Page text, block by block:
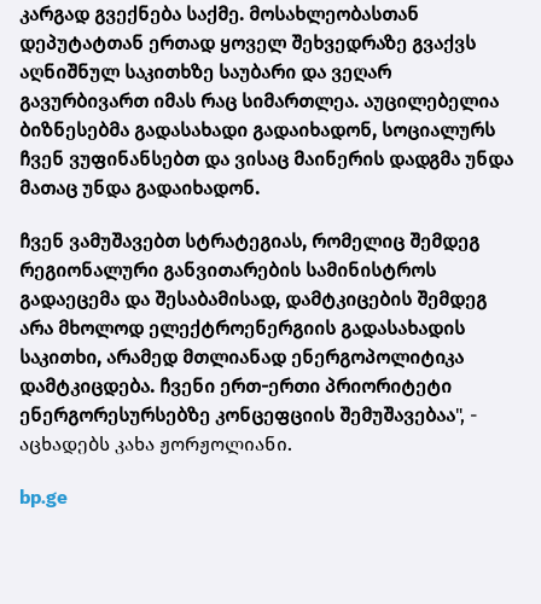
კარგად გვექნება საქმე. მოსახლეობასთან
დეპუტატთან ერთად ყოველ შეხვედრაზე გვაქვს
აღნიშნულ საკითხზე საუბარი და ვეღარ
გავურბივართ იმას რაც სიმართლეა. აუცილებელია
ბიზნესებმა გადასახადი გადაიხადონ, სოციალურს
ჩვენ ვუფინანსებთ და ვისაც მაინერის დადგმა უნდა
მათაც უნდა გადაიხადონ.
ჩვენ ვამუშავებთ სტრატეგიას, რომელიც შემდეგ
რეგიონალური განვითარების სამინისტროს
გადაეცემა და შესაბამისად, დამტკიცების შემდეგ
არა მხოლოდ ელექტროენერგიის გადასახადის
საკითხი, არამედ მთლიანად ენერგოპოლიტიკა
დამტკიცდება. ჩვენი ერთ-ერთი პრიორიტეტი
ენერგორესურსებზე კონცეფციის შემუშავებაა", -
აცხადებს კახა ჟორჟოლიანი.
bp.ge